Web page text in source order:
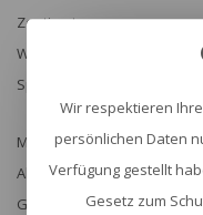
Zentimeter messen
Winkelmesser
Spezifikationen:
Material: 420 rostfreier
Abmessungen: 4,75 Zoll
Gewicht: 2,4 Unzen
Wir respektieren
persönlichen Daten
Verfügung gestellt
Gesetz zum